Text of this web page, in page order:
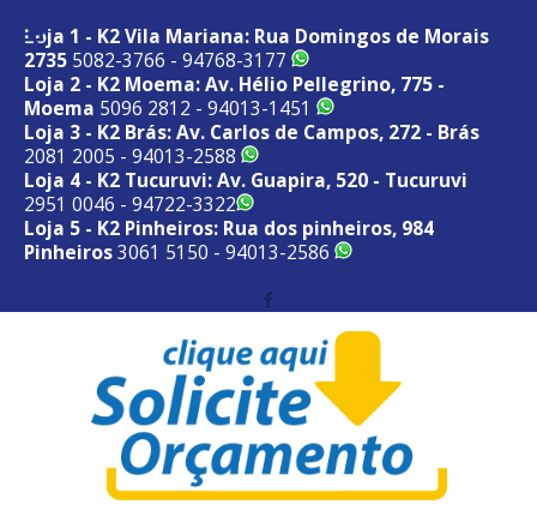
Loja 1 - K2 Vila Mariana: Rua Domingos de Morais
2735 5082-3766 - 94768-3177
Loja 2 - K2 Moema: Av. Hélio Pellegrino, 775 -
Moema 5096 2812 - 94013-1451
Loja 3 - K2 Brás: Av. Carlos de Campos, 272 - Brás
2081 2005 - 94013-2588
Loja 4 - K2 Tucuruvi: Av. Guapira, 520 - Tucuruvi
2951 0046 - 94722-3322
Loja 5 - K2 Pinheiros: Rua dos pinheiros, 984
Pinheiros3061 5150 - 94013-2586